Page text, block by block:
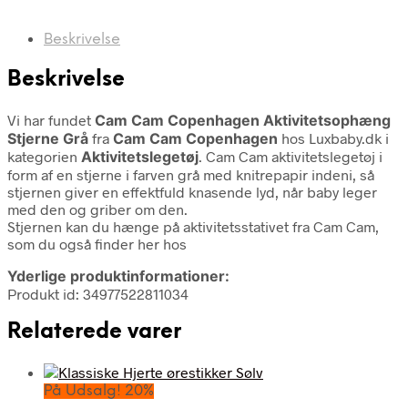
Beskrivelse
Beskrivelse
Vi har fundet Cam Cam Copenhagen Aktivitetsophæng
Stjerne Grå fra Cam Cam Copenhagen hos Luxbaby.dk i
kategorien Aktivitetslegetøj. Cam Cam aktivitetslegetøj i
form af en stjerne i farven grå med knitrepapir indeni, så
stjernen giver en effektfuld knasende lyd, når baby leger
med den og griber om den.
Stjernen kan du hænge på aktivitetsstativet fra Cam Cam,
som du også finder her hos
Yderlige produktinformationer:
Produkt id: 34977522811034
Relaterede varer
På Udsalg! 20%